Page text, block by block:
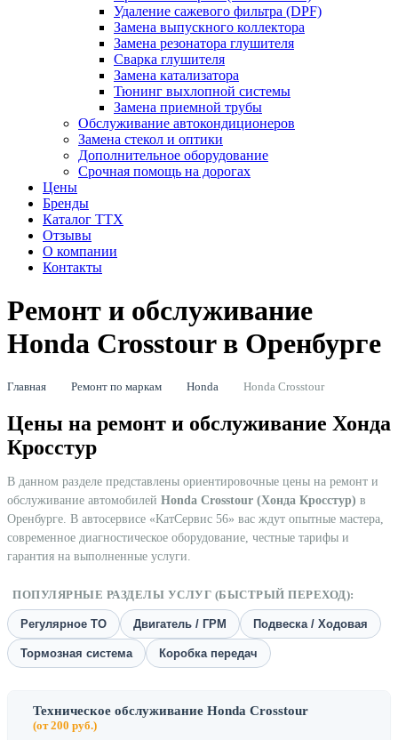
Удаление сажевого фильтра (DPF)
Замена выпускного коллектора
Замена резонатора глушителя
Сварка глушителя
Замена катализатора
Тюнинг выхлопной системы
Замена приемной трубы
Обслуживание автокондиционеров
Замена стекол и оптики
Дополнительное оборудование
Срочная помощь на дорогах
Цены
Бренды
Каталог ТТХ
Отзывы
О компании
Контакты
Ремонт и обслуживание
Honda Crosstour в Оренбурге
Главная Ремонт по маркам Honda Honda Crosstour
Цены на ремонт и обслуживание Хонда
Кросстур
В данном разделе представлены ориентировочные цены на ремонт и
обслуживание автомобилей Honda Crosstour (Хонда Кросстур) в
Оренбурге. В автосервисе «КатСервис 56» вас ждут опытные мастера,
современное диагностическое оборудование, честные тарифы и
гарантия на выполненные услуги.
ПОПУЛЯРНЫЕ РАЗДЕЛЫ УСЛУГ (БЫСТРЫЙ ПЕРЕХОД):
Регулярное ТО Двигатель / ГРМ Подвеска / Ходовая
Тормозная система Коробка передач
Техническое обслуживание Honda Crosstour
(от 200 руб.)